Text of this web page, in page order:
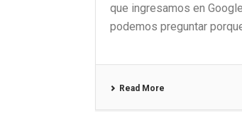
que ingresamos en
podemos preguntar
Read More